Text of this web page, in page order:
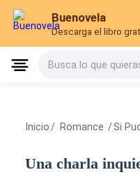
Buenovela
Descarga el libro
Busca lo que
Inicio / Romance /Si
Una charla